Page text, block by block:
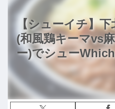
【シューイチ】
(和風鶏キーマvs
ー)でシュー